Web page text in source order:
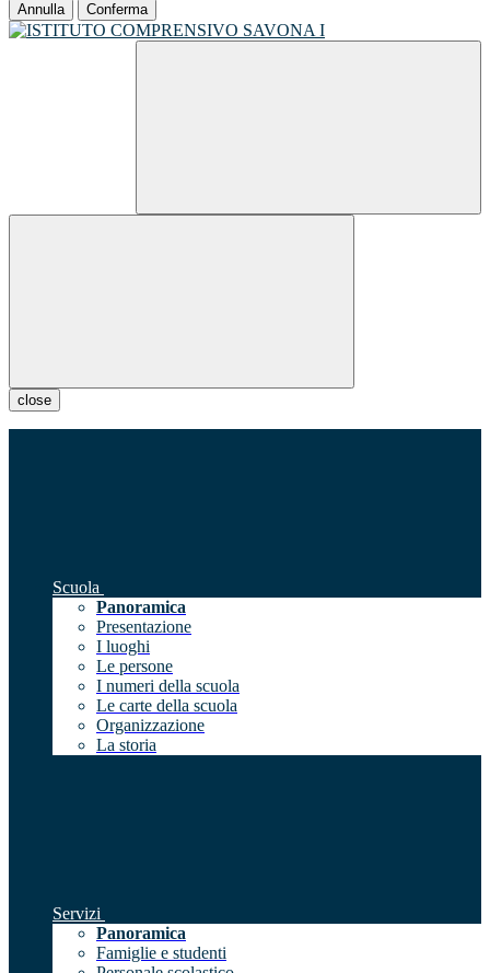
Annulla Conferma
close
Scuola
Panoramica
Presentazione
I luoghi
Le persone
I numeri della scuola
Le carte della scuola
Organizzazione
La storia
Servizi
Panoramica
Famiglie e studenti